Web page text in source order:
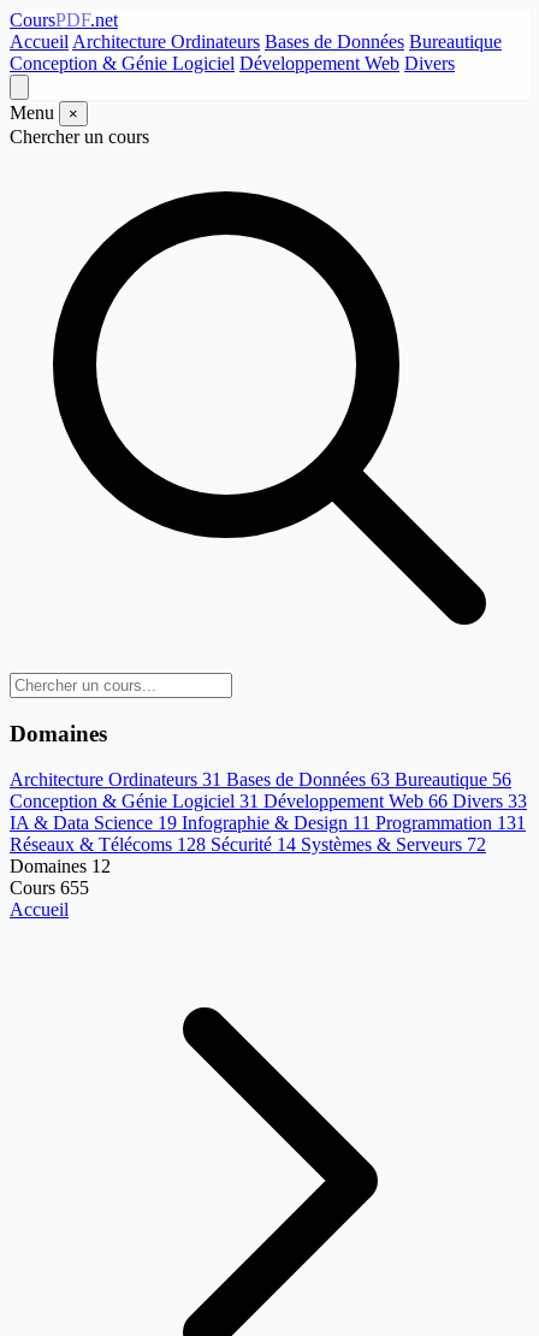
CoursPDF.net
Accueil Architecture Ordinateurs Bases de Données Bureautique
Conception & Génie Logiciel Développement Web Divers
Menu ×
Chercher un cours
Domaines
Architecture Ordinateurs 31 Bases de Données 63 Bureautique 56
Conception & Génie Logiciel 31 Développement Web 66 Divers 33
IA & Data Science 19 Infographie & Design 11 Programmation 131
Réseaux & Télécoms 128 Sécurité 14 Systèmes & Serveurs 72
Domaines 12
Cours 655
Accueil